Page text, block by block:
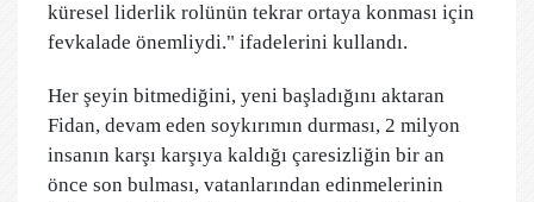
küresel liderlik rolünün tekrar ortaya konması için
fevkalade önemliydi." ifadelerini kullandı.
Her şeyin bitmediğini, yeni başladığını aktaran
Fidan, devam eden soykırımın durması, 2 milyon
insanın karşı karşıya kaldığı çaresizliğin bir an
önce son bulması, vatanlarından edinmelerinin